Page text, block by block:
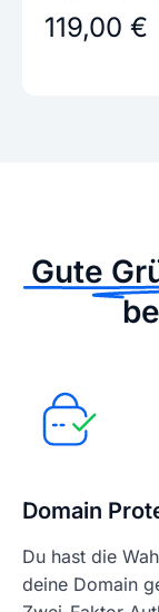
119,00 €
Gute
Domain
Du hast die
deine Domain